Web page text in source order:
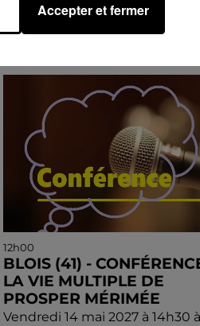
12h00
BLOIS (41) -
LA VIE MULTIPLE DE
PROSPER MÉRIMÉE
Vendredi 14 mai 2027 à 14h30 à
Accepter et fermer